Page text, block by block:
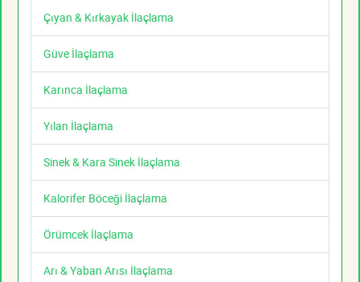
Çıyan & Kırkayak İlaçlama
Güve İlaçlama
Karınca İlaçlama
Yılan İlaçlama
Sinek & Kara Sinek İlaçlama
Kalorifer Böceği İlaçlama
Örümcek İlaçlama
Arı & Yaban Arısı İlaçlama